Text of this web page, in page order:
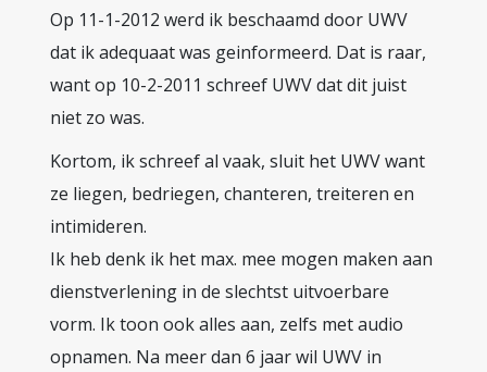
Op 11-1-2012 werd ik beschaamd door UWV
dat ik adequaat was geinformeerd. Dat is raar,
want op 10-2-2011 schreef UWV dat dit juist
niet zo was.
Kortom, ik schreef al vaak, sluit het UWV want
ze liegen, bedriegen, chanteren, treiteren en
intimideren.
Ik heb denk ik het max. mee mogen maken aan
dienstverlening in de slechtst uitvoerbare
vorm. Ik toon ook alles aan, zelfs met audio
opnamen. Na meer dan 6 jaar wil UWV in